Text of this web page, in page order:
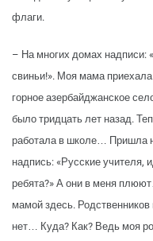
флаги.
– На многих домах надписи:
свиньи!». Моя мама
горное азербайджанское
было тридцать лет назад.
работала в школе… Пришла
надпись: «Русские учителя,
ребята?» А они в меня
мамой здесь. Родственников
нет… Куда? Как? Ведь моя